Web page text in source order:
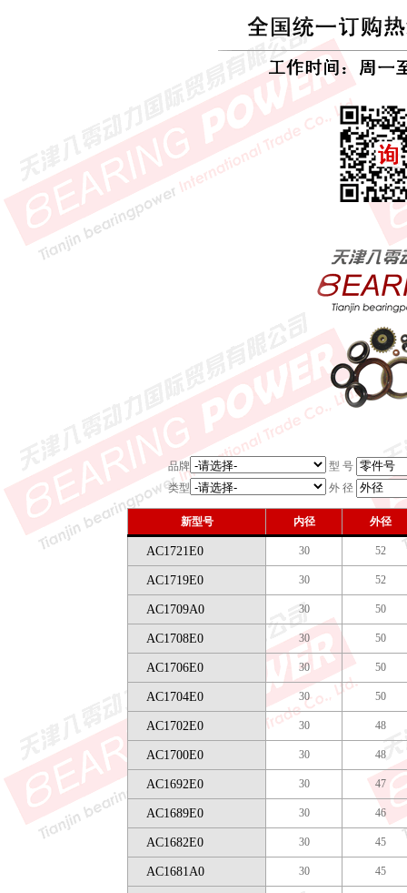
品牌
型 号
类型
外 径
新型号 内径 外径
AC1721E0 30 52
AC1719E0 30 52
AC1709A0 30 50
AC1708E0 30 50
AC1706E0 30 50
AC1704E0 30 50
AC1702E0 30 48
AC1700E0 30 48
AC1692E0 30 47
AC1689E0 30 46
AC1682E0 30 45
AC1681A0 30 45